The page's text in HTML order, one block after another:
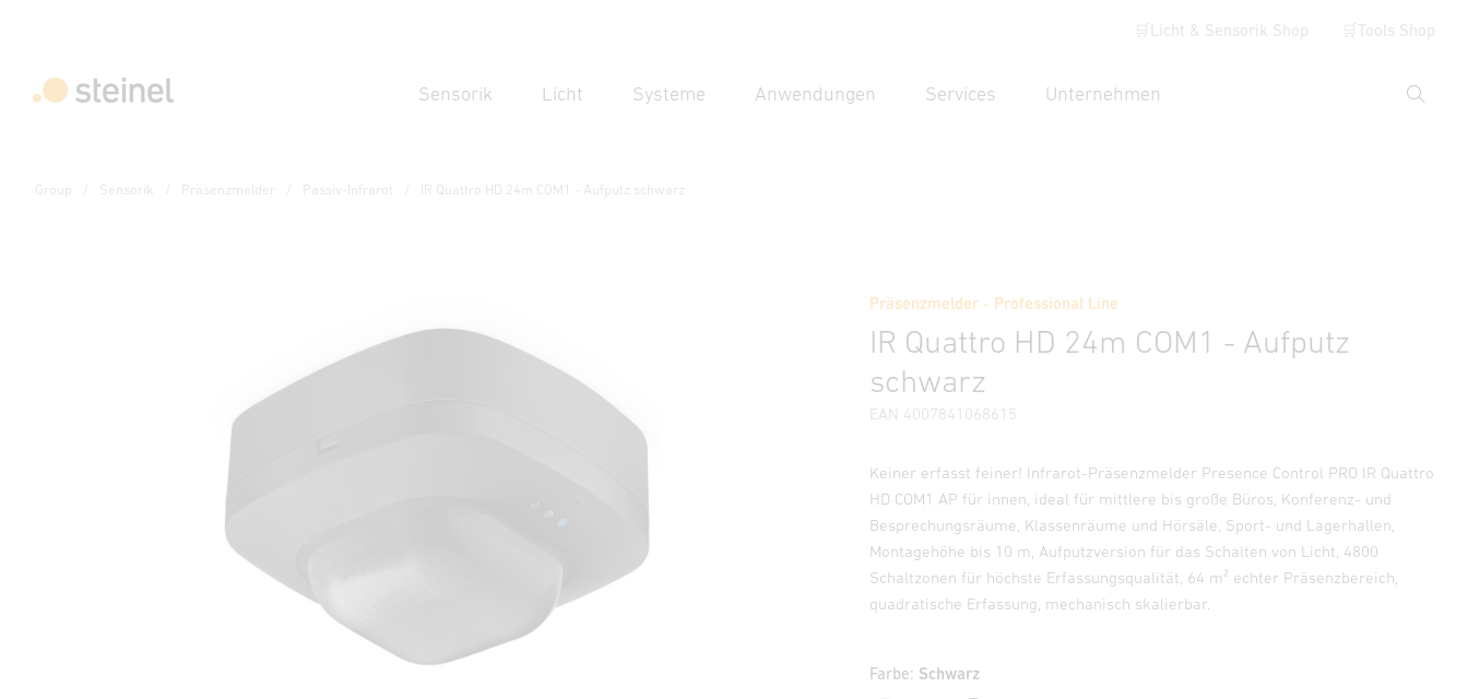
🛒Licht & Sensorik Shop 🛒Tools Shop
Sensorik Licht Systeme Anwendungen Services Unternehmen
Suche
Group Sensorik Präsenzmelder Passiv-Infrarot IR Quattro HD 24m COM1 - Aufputz schwarz
Präsenzmelder - Professional Line
IR Quattro HD 24m COM1 - Aufputz
schwarz
EAN 4007841068615
Keiner erfasst feiner! Infrarot-Präsenzmelder Presence Control PRO IR Quattro
HD COM1 AP für innen, ideal für mittlere bis große Büros, Konferenz- und
Besprechungsräume, Klassenräume und Hörsäle, Sport- und Lagerhallen,
Montagehöhe bis 10 m, Aufputzversion für das Schalten von Licht, 4800
Schaltzonen für höchste Erfassungsqualität, 64 m² echter Präsenzbereich,
quadratische Erfassung, mechanisch skalierbar.
Farbe: Schwarz
Herstellerinformationen Zubehör